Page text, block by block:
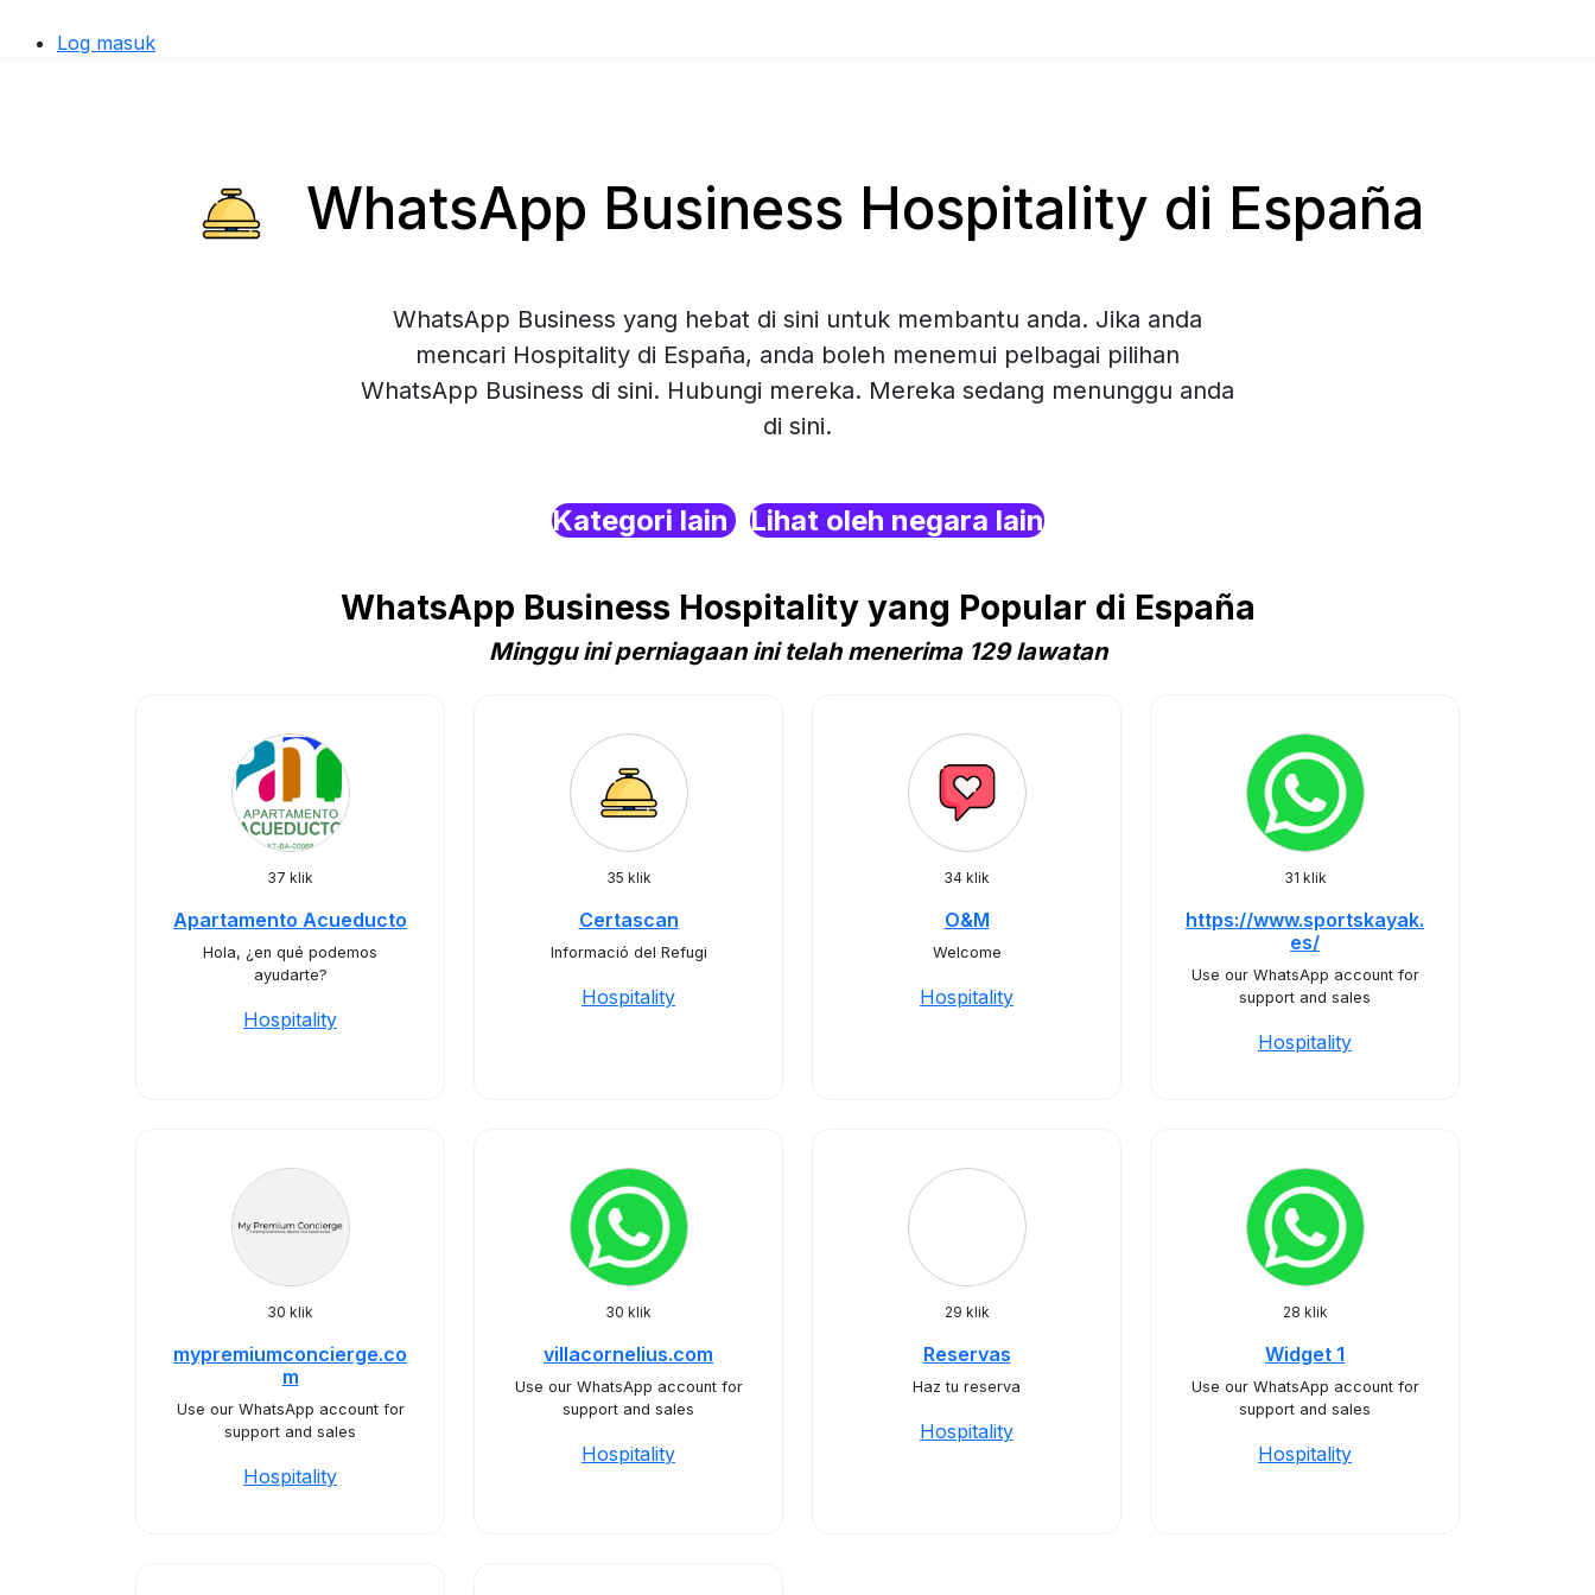
Log masuk
WhatsApp Business Hospitality di España
WhatsApp Business yang hebat di sini untuk membantu anda. Jika anda
mencari Hospitality di España, anda boleh menemui pelbagai pilihan
WhatsApp Business di sini. Hubungi mereka. Mereka sedang menunggu anda
di sini.
Kategori lain Lihat oleh negara lain
WhatsApp Business Hospitality yang Popular di España
Minggu ini perniagaan ini telah menerima 129 lawatan
37 klik
Apartamento Acueducto
Hola, ¿en qué podemos
ayudarte?
Hospitality
35 klik
Certascan
Informació del Refugi
Hospitality
34 klik
O&M
Welcome
Hospitality
31 klik
https://www.sportskayak.
es/
Use our WhatsApp account for
support and sales
Hospitality
30 klik
mypremiumconcierge.co
m
Use our WhatsApp account for
support and sales
Hospitality
30 klik
villacornelius.com
Use our WhatsApp account for
support and sales
Hospitality
29 klik
Reservas
Haz tu reserva
Hospitality
28 klik
Widget 1
Use our WhatsApp account for
support and sales
Hospitality